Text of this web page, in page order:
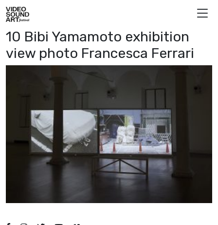
Vai al contenuto
Video Sound Art
10 Bibi Yamamoto exhibition
view photo Francesca Ferrari